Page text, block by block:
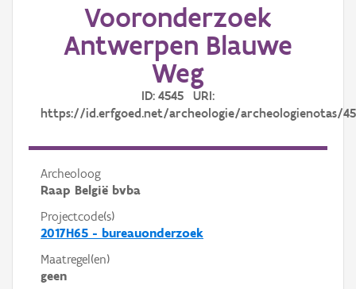
Vooronderzoek
Antwerpen Blauwe
Weg
ID: 4545 URI:
https://id.erfgoed.net/archeologie/archeologienotas/
Archeoloog
Raap België bvba
Projectcode(s)
2017H65 - bureauonderzoek
Maatregel(en)
geen